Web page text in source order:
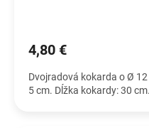
4,80 €
Dvojradová kokarda o Ø
5 cm. Dĺžka kokardy: 30 cm.